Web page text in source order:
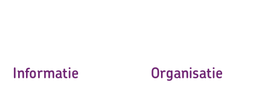
Informatie Organisatie